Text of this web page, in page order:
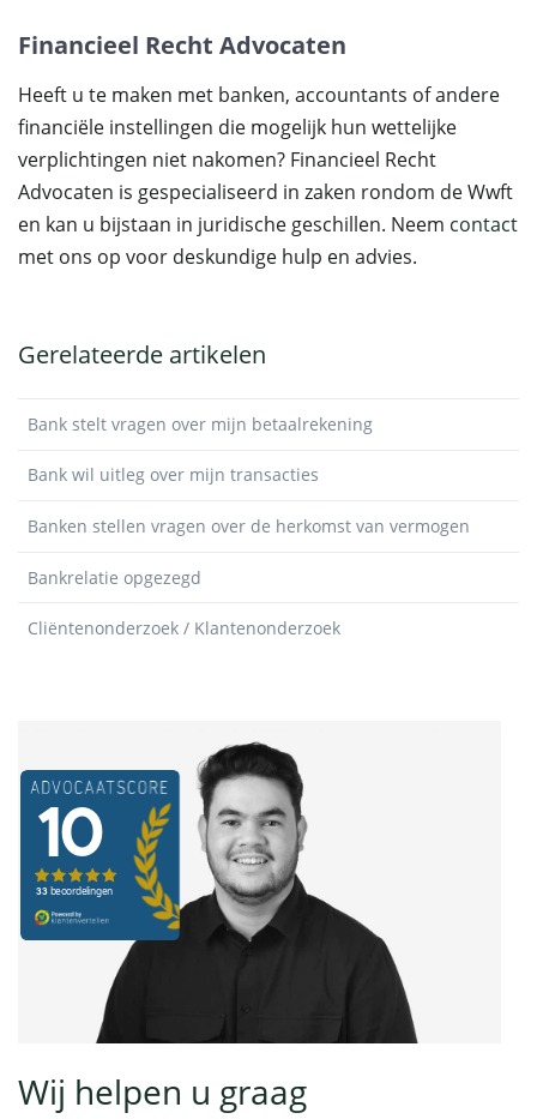
Financieel Recht Advocaten
Heeft u te maken met banken, accountants of andere
financiële instellingen die mogelijk hun wettelijke
verplichtingen niet nakomen? Financieel Recht
Advocaten is gespecialiseerd in zaken rondom de Wwft
en kan u bijstaan in juridische geschillen. Neem contact
met ons op voor deskundige hulp en advies.
Gerelateerde artikelen
Bank stelt vragen over mijn betaalrekening
Bank wil uitleg over mijn transacties
Banken stellen vragen over de herkomst van vermogen
Bankrelatie opgezegd
Cliëntenonderzoek / Klantenonderzoek
Wij helpen u graag